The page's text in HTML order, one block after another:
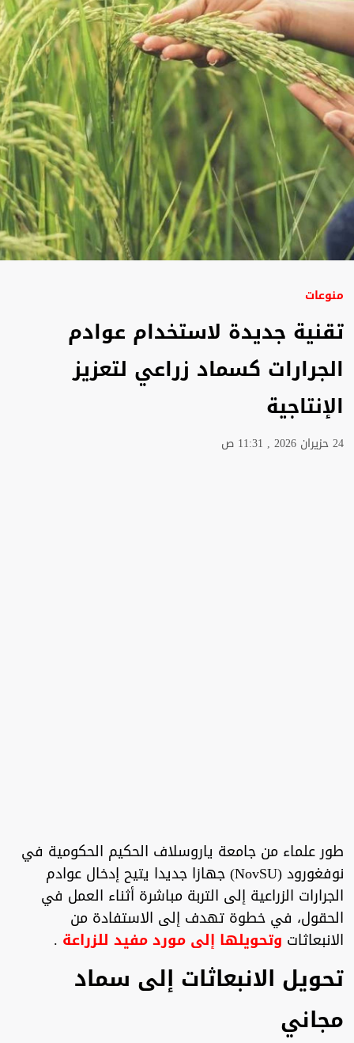
منوعات
تقنية جديدة لاستخدام عوادم
الجرارات كسماد زراعي لتعزيز
الإنتاجية
24 حزيران 2026 , 11:31 ص
طور علماء من جامعة ياروسلاف الحكيم الحكومية في
نوفغورود (NovSU) جهازا جديدا يتيح إدخال عوادم
الجرارات الزراعية إلى التربة مباشرة أثناء العمل في
الحقول، في خطوة تهدف إلى الاستفادة من
الانبعاثات وتحويلها إلى مورد مفيد للزراعة .
تحويل الانبعاثات إلى سماد
مجاني